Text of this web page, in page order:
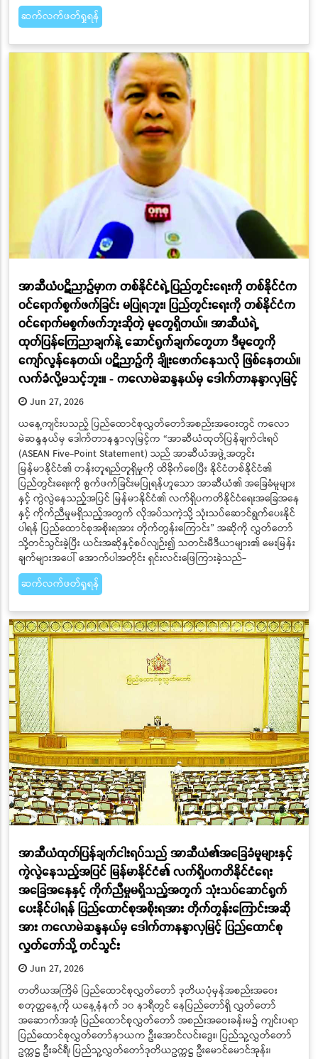
ဆက်လက်ဖတ်ရှုရန်
အာဆီယံပဋိညာဉ်မှာက တစ်နိုင်ငံရဲ့ ပြည်တွင်းရေးကို တစ်နိုင်ငံက
ဝင်ရောက်စွက်ဖက်ခြင်း မပြုရဘူး၊ ပြည်တွင်းရေးကို တစ်နိုင်ငံက
ဝင်ရောက်မစွက်ဖက်ဘူးဆိုတဲ့ မူတွေရှိတယ်။ အာဆီယံရဲ့
ထုတ်ပြန်ကြေညာချက်နဲ့ ဆောင်ရွက်ချက်တွေဟာ ဒီမူတွေကို
ကျော်လွန်နေတယ်၊ ပဋိညာဉ်ကို ချိုးဖောက်နေသလို ဖြစ်နေတယ်။
လက်ခံလို့မသင့်ဘူး။ - ကလောမဲဆန္ဒနယ်မှ ဒေါက်တာနန္ဒာလှမြင့်
Jun 27, 2026
ယနေ့ကျင်းပသည့် ပြည်ထောင်စုလွှတ်တော်အစည်းအဝေးတွင် ကလော
မဲဆန္ဒနယ်မှ ဒေါက်တာနန္ဒာလှမြင့်က “အာဆီယံထုတ်ပြန်ချက်ငါးရပ်
(ASEAN Five-Point Statement) သည် အာဆီယံအဖွဲ့အတွင်း
မြန်မာနိုင်ငံ၏ တန်းတူရည်တူရှိမှုကို ထိခိုက်စေပြီး နိုင်ငံတစ်နိုင်ငံ၏
ပြည်တွင်းရေးကို စွက်ဖက်ခြင်းမပြုရန်ဟူသော အာဆီယံ၏ အခြေခံမူများ
နှင့် ကွဲလွဲနေသည့်အပြင် မြန်မာနိုင်ငံ၏ လက်ရှိပကတိနိုင်ငံရေးအခြေအနေ
နှင့် ကိုက်ညီမှုမရှိသည့်အတွက် လိုအပ်သကဲ့သို့ သုံးသပ်ဆောင်ရွက်ပေးနိုင်
ပါရန် ပြည်ထောင်စုအစိုးရအား တိုက်တွန်းကြောင်း” အဆိုကို လွှတ်တော်
သို့တင်သွင်းခဲ့ပြီး ယင်းအဆိုနှင့်စပ်လျဉ်း၍ သတင်းမီဒီယာများ၏ မေးမြန်း
ချက်များအပေါ် အောက်ပါအတိုင်း ရှင်းလင်းဖြေကြားခဲ့သည်-
ဆက်လက်ဖတ်ရှုရန်
အာဆီယံထုတ်ပြန်ချက်ငါးရပ်သည် အာဆီယံ၏အခြေခံမူများနှင့်
ကွဲလွဲနေသည့်အပြင် မြန်မာနိုင်ငံ၏ လက်ရှိပကတိနိုင်ငံရေး
အခြေအနေနှင့် ကိုက်ညီမှုမရှိသည့်အတွက် သုံးသပ်ဆောင်ရွက်
ပေးနိုင်ပါရန် ပြည်ထောင်စုအစိုးရအား တိုက်တွန်းကြောင်းအဆို
အား ကလောမဲဆန္ဒနယ်မှ ဒေါက်တာနန္ဒာလှမြင့် ပြည်ထောင်စု
လွှတ်တော်သို့ တင်သွင်း
Jun 27, 2026
တတိယအကြိမ် ပြည်ထောင်စုလွှတ်တော် ဒုတိယပုံမှန်အစည်းအဝေး
စတုတ္ထနေ့ကို ယနေ့နံနက် ၁၀ နာရီတွင် နေပြည်တော်ရှိ လွှတ်တော်
အဆောက်အအုံ ပြည်ထောင်စုလွှတ်တော် အစည်းအဝေးခန်းမ၌ ကျင်းပရာ
ပြည်ထောင်စုလွှတ်တော်နာယက ဦးအောင်လင်းဒွေး၊ ပြည်သူ့လွှတ်တော်
ဥက္ကဋ္ဌ ဦးခင်ရီ၊ ပြည်သူ့လွှတ်တော်ဒုတိယဥက္ကဋ္ဌ ဦးမောင်မောင်အုန်း၊